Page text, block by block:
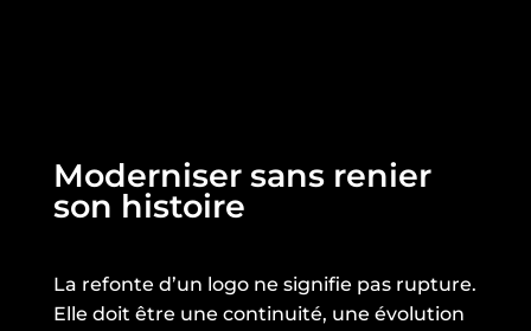
Moderniser sans renier
son histoire
La refonte d’un logo ne signifie pas rupture.
Elle doit être une continuité, une évolution